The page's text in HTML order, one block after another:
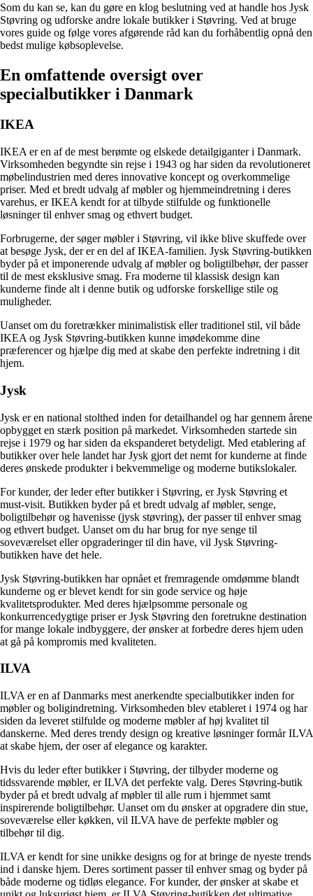
Som du kan se, kan du gøre en klog beslutning ved at handle hos Jysk
Støvring og udforske andre lokale butikker i Støvring. Ved at bruge
vores guide og følge vores afgørende råd kan du forhåbentlig opnå den
bedst mulige købsoplevelse.
En omfattende oversigt over
specialbutikker i Danmark
IKEA
IKEA er en af de mest berømte og elskede detailgiganter i Danmark.
Virksomheden begyndte sin rejse i 1943 og har siden da revolutioneret
møbelindustrien med deres innovative koncept og overkommelige
priser. Med et bredt udvalg af møbler og hjemmeindretning i deres
varehus, er IKEA kendt for at tilbyde stilfulde og funktionelle
løsninger til enhver smag og ethvert budget.
Forbrugerne, der søger møbler i Støvring, vil ikke blive skuffede over
at besøge Jysk, der er en del af IKEA-familien. Jysk Støvring-butikken
byder på et imponerende udvalg af møbler og boligtilbehør, der passer
til de mest eksklusive smag. Fra moderne til klassisk design kan
kunderne finde alt i denne butik og udforske forskellige stile og
muligheder.
Uanset om du foretrækker minimalistisk eller traditionel stil, vil både
IKEA og Jysk Støvring-butikken kunne imødekomme dine
præferencer og hjælpe dig med at skabe den perfekte indretning i dit
hjem.
Jysk
Jysk er en national stolthed inden for detailhandel og har gennem årene
opbygget en stærk position på markedet. Virksomheden startede sin
rejse i 1979 og har siden da ekspanderet betydeligt. Med etablering af
butikker over hele landet har Jysk gjort det nemt for kunderne at finde
deres ønskede produkter i bekvemmelige og moderne butikslokaler.
For kunder, der leder efter butikker i Støvring, er Jysk Støvring et
must-visit. Butikken byder på et bredt udvalg af møbler, senge,
boligtilbehør og havenisse (jysk støvring), der passer til enhver smag
og ethvert budget. Uanset om du har brug for nye senge til
soveværelset eller opgraderinger til din have, vil Jysk Støvring-
butikken have det hele.
Jysk Støvring-butikken har opnået et fremragende omdømme blandt
kunderne og er blevet kendt for sin gode service og høje
kvalitetsprodukter. Med deres hjælpsomme personale og
konkurrencedygtige priser er Jysk Støvring den foretrukne destination
for mange lokale indbyggere, der ønsker at forbedre deres hjem uden
at gå på kompromis med kvaliteten.
ILVA
ILVA er en af Danmarks mest anerkendte specialbutikker inden for
møbler og boligindretning. Virksomheden blev etableret i 1974 og har
siden da leveret stilfulde og moderne møbler af høj kvalitet til
danskerne. Med deres trendy design og kreative løsninger formår ILVA
at skabe hjem, der oser af elegance og karakter.
Hvis du leder efter butikker i Støvring, der tilbyder moderne og
tidssvarende møbler, er ILVA det perfekte valg. Deres Støvring-butik
byder på et bredt udvalg af møbler til alle rum i hjemmet samt
inspirerende boligtilbehør. Uanset om du ønsker at opgradere din stue,
soveværelse eller køkken, vil ILVA have de perfekte møbler og
tilbehør til dig.
ILVA er kendt for sine unikke designs og for at bringe de nyeste trends
ind i danske hjem. Deres sortiment passer til enhver smag og byder på
både moderne og tidløs elegance. For kunder, der ønsker at skabe et